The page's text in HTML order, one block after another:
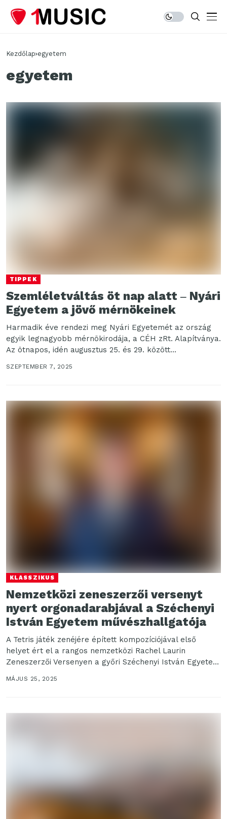
Kezdőlap egyetem
egyetem
TIPPEK
Szemléletváltás öt nap alatt ‒ Nyári
Egyetem a jövő mérnökeinek
Harmadik éve rendezi meg Nyári Egyetemét az ország
egyik legnagyobb mérnökirodája, a CÉH zRt. Alapítványa.
Az ötnapos, idén augusztus 25. és 29. között...
SZEPTEMBER 7, 2025
KLASSZIKUS
Nemzetközi zeneszerzői versenyt
nyert orgonadarabjával a Széchenyi
István Egyetem művészhallgatója
A Tetris játék zenéjére épített kompozíciójával első
helyet ért el a rangos nemzetközi Rachel Laurin
Zeneszerzői Versenyen a győri Széchenyi István Egyetem
Művészeti...
MÁJUS 25, 2025